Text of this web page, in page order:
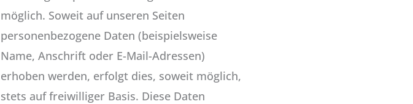
möglich. Soweit auf unseren Seiten
personenbezogene Daten (beispielsweise
Name, Anschrift oder E-Mail-Adressen)
erhoben werden, erfolgt dies, soweit möglich,
stets auf freiwilliger Basis. Diese Daten